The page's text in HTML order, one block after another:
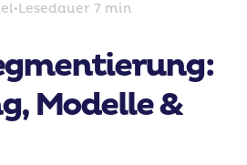
•Lesedauer 7 min
Modelle &